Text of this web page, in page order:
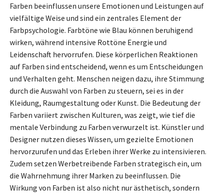
Farben beeinflussen unsere Emotionen und Leistungen auf
vielfältige Weise und sind ein zentrales Element der
Farbpsychologie. Farbtöne wie Blau können beruhigend
wirken, während intensive Rottöne Energie und
Leidenschaft hervorrufen. Diese körperlichen Reaktionen
auf Farben sind entscheidend, wenn es um Entscheidungen
und Verhalten geht. Menschen neigen dazu, ihre Stimmung
durch die Auswahl von Farben zu steuern, sei es in der
Kleidung, Raumgestaltung oder Kunst. Die Bedeutung der
Farben variiert zwischen Kulturen, was zeigt, wie tief die
mentale Verbindung zu Farben verwurzelt ist. Künstler und
Designer nutzen dieses Wissen, um gezielte Emotionen
hervorzurufen und das Erleben ihrer Werke zu intensivieren.
Zudem setzen Werbetreibende Farben strategisch ein, um
die Wahrnehmung ihrer Marken zu beeinflussen. Die
Wirkung von Farben ist also nicht nur ästhetisch, sondern